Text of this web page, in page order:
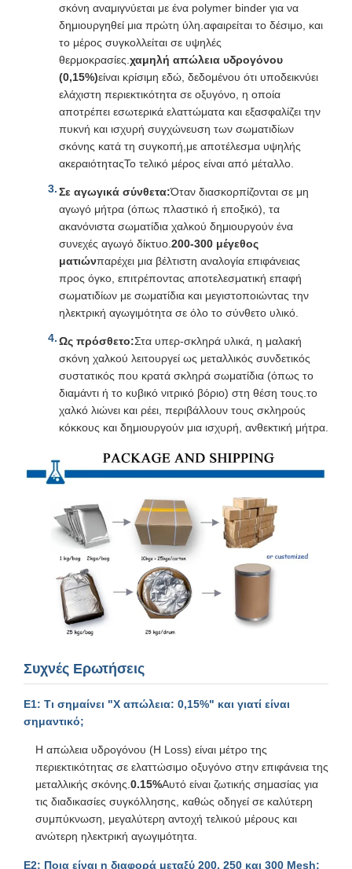
σκόνη αναμιγνύεται με ένα polymer binder για να
δημιουργηθεί μια πρώτη ύλη.αφαιρείται το δέσιμο, και
το μέρος συγκολλείται σε υψηλές
θερμοκρασίες. χαμηλή απώλεια υδρογόνου
(0,15%)είναι κρίσιμη εδώ, δεδομένου ότι υποδεικνύει
ελάχιστη περιεκτικότητα σε οξυγόνο, η οποία
αποτρέπει εσωτερικά ελαττώματα και εξασφαλίζει την
πυκνή και ισχυρή συγχώνευση των σωματιδίων
σκόνης κατά τη συγκοπή,με αποτέλεσμα υψηλής
ακεραιότηταςΤο τελικό μέρος είναι από μέταλλο.
Σε αγωγικά σύνθετα:Όταν διασκορπίζονται σε μη
αγωγό μήτρα (όπως πλαστικό ή εποξικό), τα
ακανόνιστα σωματίδια χαλκού δημιουργούν ένα
συνεχές αγωγό δίκτυο. 200-300 μέγεθος
ματιώνπαρέχει μια βέλτιστη αναλογία επιφάνειας
προς όγκο, επιτρέποντας αποτελεσματική επαφή
σωματιδίων με σωματίδια και μεγιστοποιώντας την
ηλεκτρική αγωγιμότητα σε όλο το σύνθετο υλικό.
Ως πρόσθετο:Στα υπερ-σκληρά υλικά, η μαλακή
σκόνη χαλκού λειτουργεί ως μεταλλικός συνδετικός
συστατικός που κρατά σκληρά σωματίδια (όπως το
διαμάντι ή το κυβικό νιτρικό βόριο) στη θέση τους.το
χαλκό λιώνει και ρέει, περιβάλλουν τους σκληρούς
κόκκους και δημιουργούν μια ισχυρή, ανθεκτική μήτρα.
Συχνές Ερωτήσεις
Ε1: Τι σημαίνει "Χ απώλεια: 0,15%" και γιατί είναι
σημαντικό;
Η απώλεια υδρογόνου (H Loss) είναι μέτρο της
περιεκτικότητας σε ελαττώσιμο οξυγόνο στην επιφάνεια της
μεταλλικής σκόνης. 0.15%Αυτό είναι ζωτικής σημασίας για
τις διαδικασίες συγκόλλησης, καθώς οδηγεί σε καλύτερη
συμπύκνωση, μεγαλύτερη αντοχή τελικού μέρους και
ανώτερη ηλεκτρική αγωγιμότητα.
Ε2: Ποια είναι η διαφορά μεταξύ 200, 250 και 300 Mesh;